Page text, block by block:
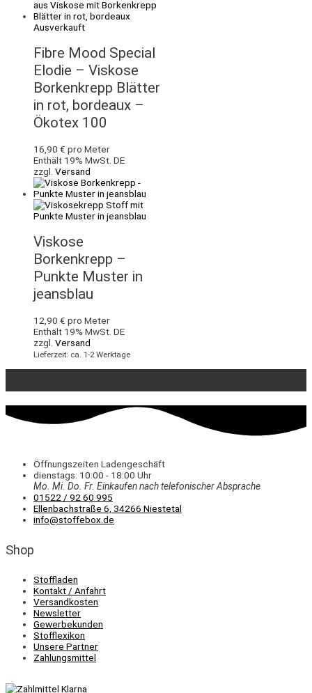
Ausverkauft
Fibre Mood Special
Elodie – Viskose
Borkenkrepp Blätter
in rot, bordeaux –
Ökotex 100
16,90 € pro Meter
Enthält 19% MwSt. DE
zzgl. Versand
Viskose
Borkenkrepp –
Punkte Muster in
jeansblau
12,90 € pro Meter
Enthält 19% MwSt. DE
zzgl. Versand
Lieferzeit: ca. 1-2 Werktage
Öffnungszeiten Ladengeschäft
dienstags: 10:00 - 18:00 Uhr
Mo. Mi. Do. Fr. Einkaufennach telefonischer Absprache
01522 / 92 60 995
Ellenbachstraße 6, 34266 Niestetal
info@stoffebox.de
Shop
Stoffladen
Kontakt / Anfahrt
Versandkosten
Newsletter
Gewerbekunden
Stofflexikon
Unsere Partner
Zahlungsmittel